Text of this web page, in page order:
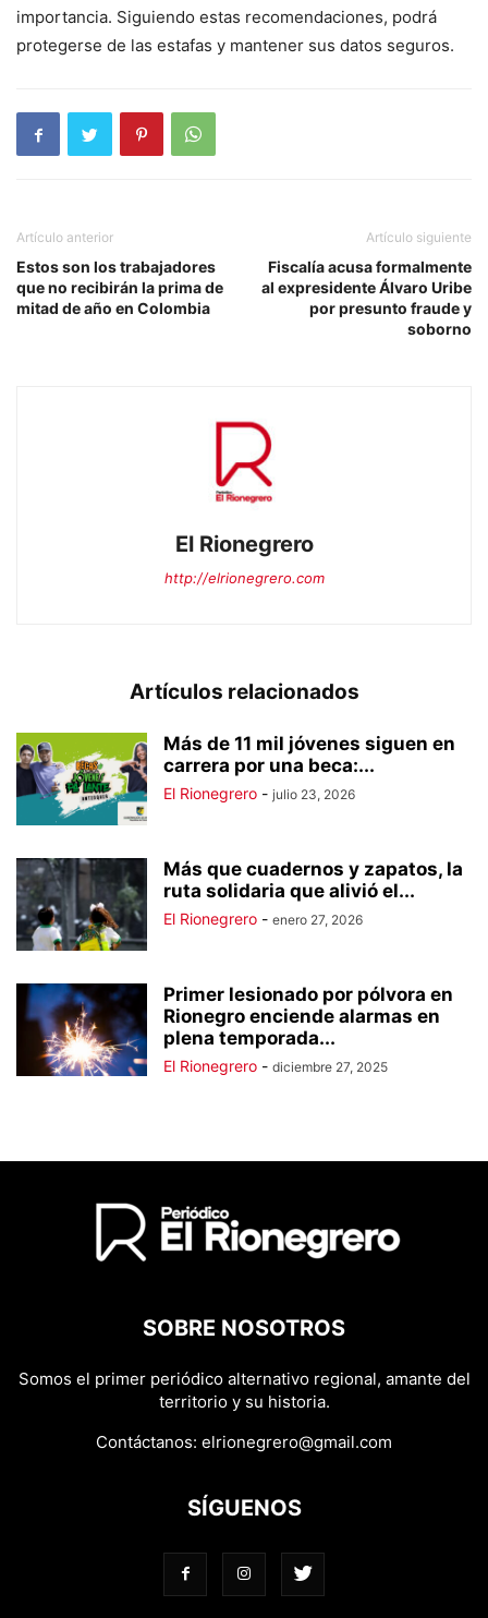
importancia. Siguiendo estas recomendaciones, podrá
protegerse de las estafas y mantener sus datos seguros.
Artículo anterior
Estos son los trabajadores
que no recibirán la prima de
mitad de año en Colombia
Artículo siguiente
Fiscalía acusa formalmente
al expresidente Álvaro Uribe
por presunto fraude y
soborno
El Rionegrero
http://elrionegrero.com
Artículos relacionados
Más de 11 mil jóvenes siguen en
carrera por una beca:...
El Rionegrero - julio 23, 2026
Más que cuadernos y zapatos, la
ruta solidaria que alivió el...
El Rionegrero - enero 27, 2026
Primer lesionado por pólvora en
Rionegro enciende alarmas en
plena temporada...
El Rionegrero - diciembre 27, 2025
SOBRE NOSOTROS
Somos el primer periódico alternativo regional, amante del
territorio y su historia.
Contáctanos: elrionegrero@gmail.com
SÍGUENOS